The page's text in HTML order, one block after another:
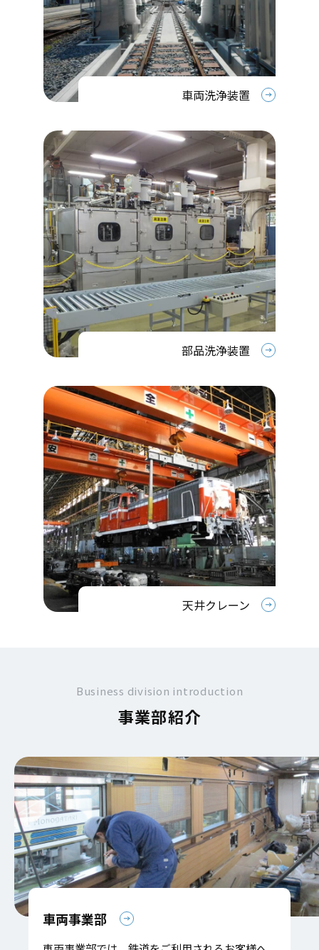
車両洗浄装置
部品洗浄装置
天井クレーン
Business division introduction
事業部紹介
車両事業部